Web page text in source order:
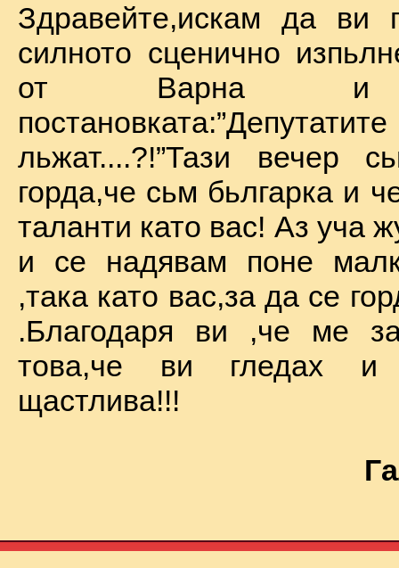
Здравейте,искам да ви
силното сценично
от Варна и
льжат....?!”Тази вечер
горда,че сьм бьлгарка и
таланти като вас! Аз уча
и се надявам поне
,така като вас,за да се
.Благодаря ви ,че ме
това,че ви гледах
щастлива!!!